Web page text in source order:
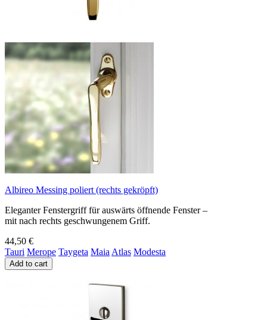
Albireo Messing poliert (rechts gekröpft)
Eleganter Fenstergriff für auswärts öffnende Fenster –
mit nach rechts geschwungenem Griff.
44,50 €
Tauri Merope Taygeta Maia Atlas Modesta
Add to cart